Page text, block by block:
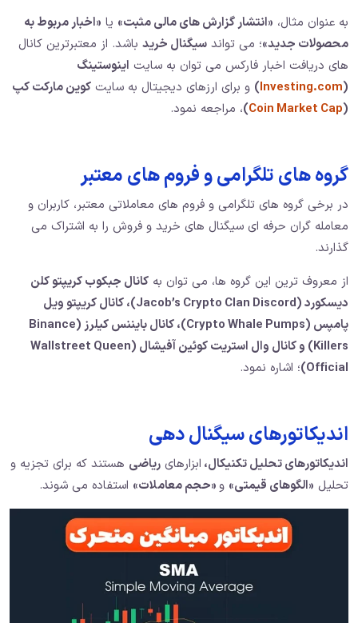
به عنوان مثال، «انتشار گزارش های مالی مثبت» یا «اخبار مربوط به
محصولات جدید»؛ می تواند سیگنال خرید باشد. از معتبرترین کانال
های دریافت اخبار فارکس می توان به سایت اینوستینگ
(
Investing.com
) و برای ارزهای دیجیتال به سایت کوین مارکت کپ
(
Coin Market Cap
)، مراجعه نمود.
گروه های تلگرامی و فروم های معتبر
در برخی گروه های تلگرامی و فروم های معاملاتی معتبر، کاربران و
معامله گران حرفه ای سیگنال های خرید و فروش را به اشتراک می
گذارند.
از معروف ترین این گروه ها، می توان به کانال جبکوب کریپتو کلن
دیسکورد (Jacob’s Crypto Clan Discord)، کانال کریپتو ویل
پامپس (Crypto Whale Pumps)، کانال بایننس کیلرز (Binance
Killers) و کانال وال استریت کوئین آفیشال (Wallstreet Queen
Official) ؛ اشاره نمود.
اندیکاتورهای سیگنال دهی
اندیکاتورهای تحلیل تکنیکال، ابزارهای ریاضی هستند که برای تجزیه و
تحلیل «الگوهای قیمتی» و «حجم معاملات» استفاده می شوند.